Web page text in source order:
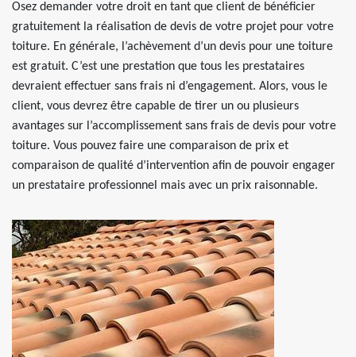
Osez demander votre droit en tant que client de bénéficier
gratuitement la réalisation de devis de votre projet pour votre
toiture. En générale, l’achèvement d’un devis pour une toiture
est gratuit. C’est une prestation que tous les prestataires
devraient effectuer sans frais ni d’engagement. Alors, vous le
client, vous devrez être capable de tirer un ou plusieurs
avantages sur l’accomplissement sans frais de devis pour votre
toiture. Vous pouvez faire une comparaison de prix et
comparaison de qualité d’intervention afin de pouvoir engager
un prestataire professionnel mais avec un prix raisonnable.